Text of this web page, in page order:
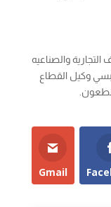
التجارية والصناعيه
وكيل القطاع
Gmail